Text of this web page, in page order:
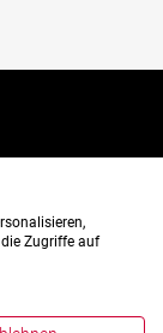
Zugriffe auf